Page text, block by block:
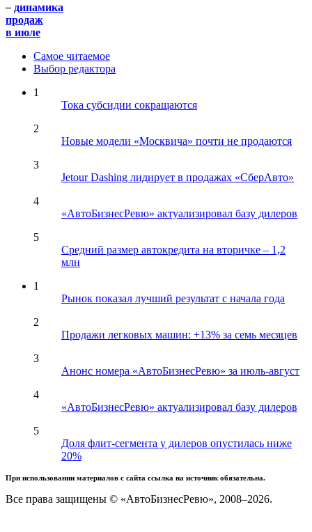
– динамика
продаж
в июле
Самое читаемое
Выбор редактора
1
Тока субсидии сокращаются
2
Новые модели «Москвича» почти не продаются
3
Jetour Dashing лидирует в продажах «СберАвто»
4
«АвтоБизнесРевю» актуализировал базу дилеров
5
Средний размер автокредита на вторичке – 1,2
млн
1
Рынок показал лучший результат с начала года
2
Продажи легковых машин: +13% за семь месяцев
3
Анонс номера «АвтоБизнесРевю» за июль-август
4
«АвтоБизнесРевю» актуализировал базу дилеров
5
Доля флит-сегмента у дилеров опустилась ниже
20%
При использовании материалов с сайта ссылка на источник обязательна.
Все права защищены © «АвтоБизнесРевю», 2008–2026.